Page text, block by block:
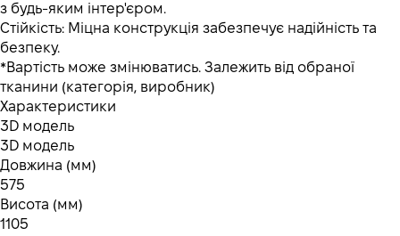
з будь-яким інтер'єром.
Стійкість: Міцна конструкція забезпечує надійність та
безпеку.
*Вартість може змінюватись. Залежить від обраної
тканини (категорія, виробник)
Характеристики
3D модель
3D модель
Довжина (мм)
575
Висота (мм)
1105